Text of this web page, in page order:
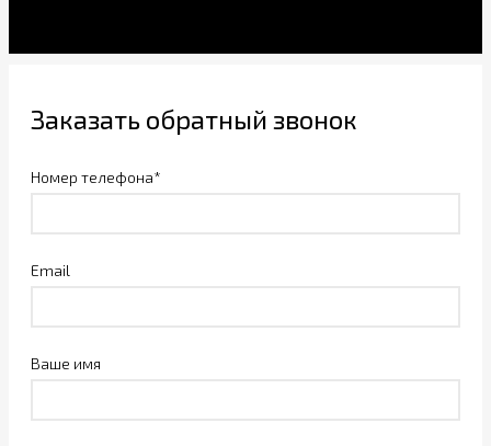
Заказать обратный звонок
Номер телефона*
Email
Ваше имя